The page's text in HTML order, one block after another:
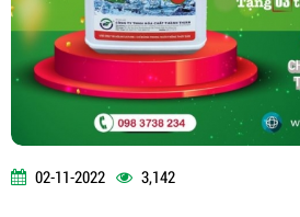
02-11-2022 3,142